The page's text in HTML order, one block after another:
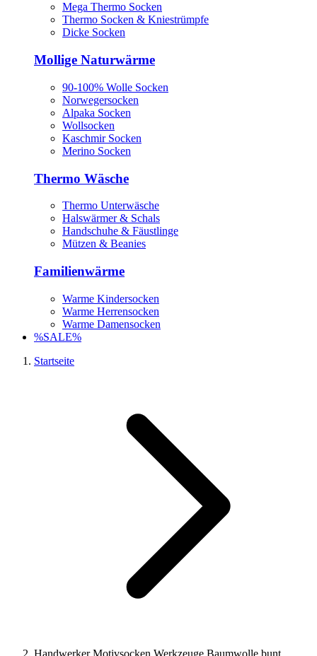
Mega Thermo Socken
Thermo Socken & Kniestrümpfe
Dicke Socken
Mollige Naturwärme
90-100% Wolle Socken
Norwegersocken
Alpaka Socken
Wollsocken
Kaschmir Socken
Merino Socken
Thermo Wäsche
Thermo Unterwäsche
Halswärmer & Schals
Handschuhe & Fäustlinge
Mützen & Beanies
Familienwärme
Warme Kindersocken
Warme Herrensocken
Warme Damensocken
%SALE%
Startseite
Handwerker Motivsocken Werkzeuge Baumwolle bunt